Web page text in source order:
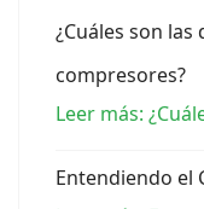
¿Cuáles son
compresores?
Leer más:
Entendiendo el